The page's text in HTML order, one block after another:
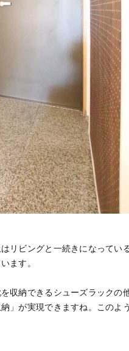
リビングと一続きになってい
ます。
収納できるシューズラックの
」が実現できますね。このよ